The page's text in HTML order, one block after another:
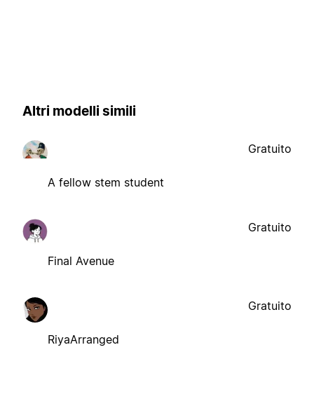
Altri modelli simili
A fellow stem student
Gratuito
Final Avenue
Gratuito
RiyaArranged
Gratuito